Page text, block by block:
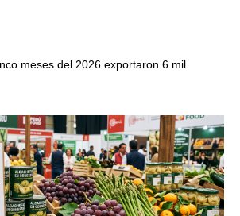
meses del 2026 exportaron 6 mil